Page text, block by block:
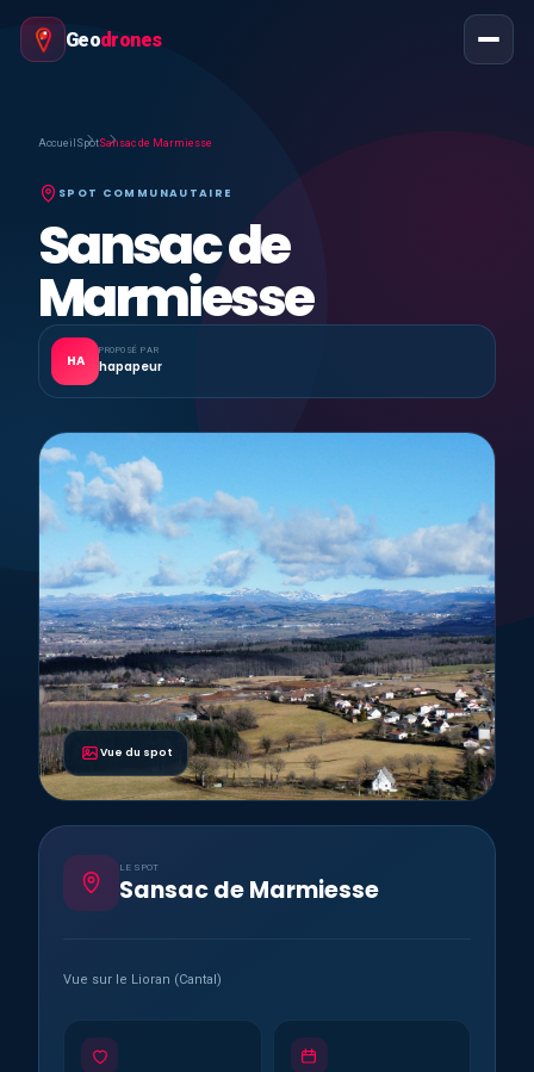
Geodrones
Accueil SpotSansac de Marmiesse
SPOT COMMUNAUTAIRE
Sansac de
Marmiesse
HA
PROPOSÉ PAR
hapapeur
Vue du spot
LE SPOT
Sansac de Marmiesse
Vue sur le Lioran (Cantal)